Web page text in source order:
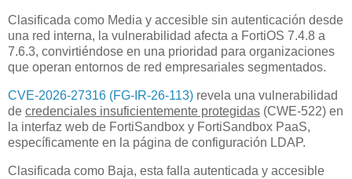
Clasificada como Media y accesible sin autenticación desde
una red interna, la vulnerabilidad afecta a FortiOS 7.4.8 a
7.6.3, convirtiéndose en una prioridad para organizaciones
que operan entornos de red empresariales segmentados.
CVE-2026-27316 (FG-IR-26-113) revela una vulnerabilidad
de credenciales insuficientemente protegidas (CWE-522) en
la interfaz web de FortiSandbox y FortiSandbox PaaS,
específicamente en la página de configuración LDAP.
Clasificada como Baja, esta falla autenticada y accesible